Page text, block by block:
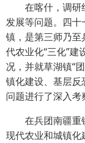
在喀什，调研
发展等问题。四
镇，是第三师乃至
代农业化“三化”
况，并就草湖镇“
镇化建设、基层
问题进行了深入考
在兵团南疆重
现代农业和城镇